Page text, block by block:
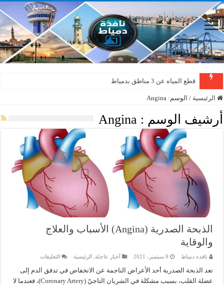
قطع المياه عن 3 مناطق بدمياط
الرئيسية / الوسم: Angina
أرشيف الوسم : Angina
الذبحة الصدرية (Angina) الأسباب والعلاج
والوقاية
نافذه دمياط 8 سبتمبر، 2021 أخبار عاجلة الرئيسية التعليقاتعلى
الصدرية
(Angina)
الأسباب
تعد الذبحة الصدرية أحد الأعراض الناجمة عن الانخفاض في تدفق الدم إلى
عضلة القلب، بسبب مشكلة في الشريان التاجيّ (Coronary Artery)، فعندما لا